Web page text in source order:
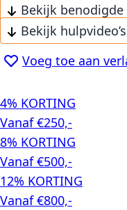
Bekijk
Bekijk hulpvideo’s
Voeg toe aan
4% KORTING
Vanaf €250,-
8% KORTING
Vanaf €500,-
12% KORTING
Vanaf €800,-